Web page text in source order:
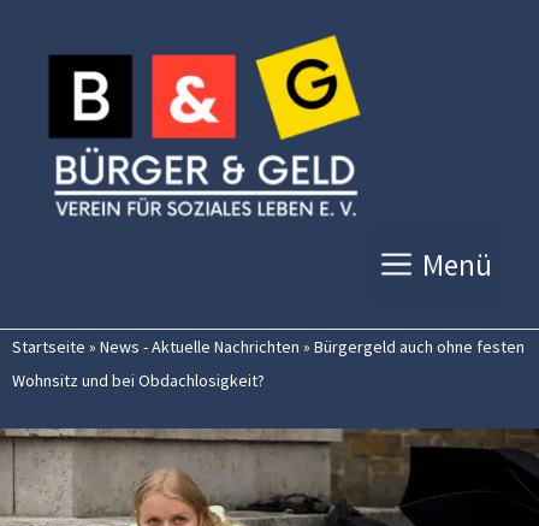
Inhalt
springen
Menü
Startseite » News - Aktuelle Nachrichten » Bürgergeld auch ohne festen
Wohnsitz und bei Obdachlosigkeit?